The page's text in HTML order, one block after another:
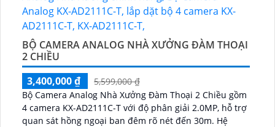
BỘ CAMERA ANALOG NHÀ XƯỞNG ĐÀM THOẠI
2 CHIỀU
3,400,000 ₫
5,599,000 ₫
Bộ Camera Analog Nhà Xưởng Đàm Thoại 2 Chiều gồm
4 camera KX-AD2111C-T với độ phân giải 2.0MP, hỗ trợ
quan sát hồng ngoại ban đêm rõ nét đến 30m. Hệ